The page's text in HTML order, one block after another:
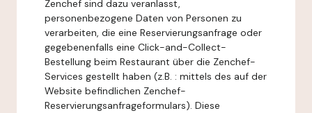
Zenchef sind dazu veranlasst,
personenbezogene Daten von Personen zu
verarbeiten, die eine Reservierungsanfrage oder
gegebenenfalls eine Click-and-Collect-
Bestellung beim Restaurant über die Zenchef-
Services gestellt haben (z.B. : mittels des auf der
Website befindlichen Zenchef-
Reservierungsanfrageformulars). Diese